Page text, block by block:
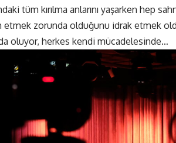
tüm kırılma anlarını yaşarken hep
zorunda olduğunu idrak etmek
oluyor, herkes kendi mücadelesinde…